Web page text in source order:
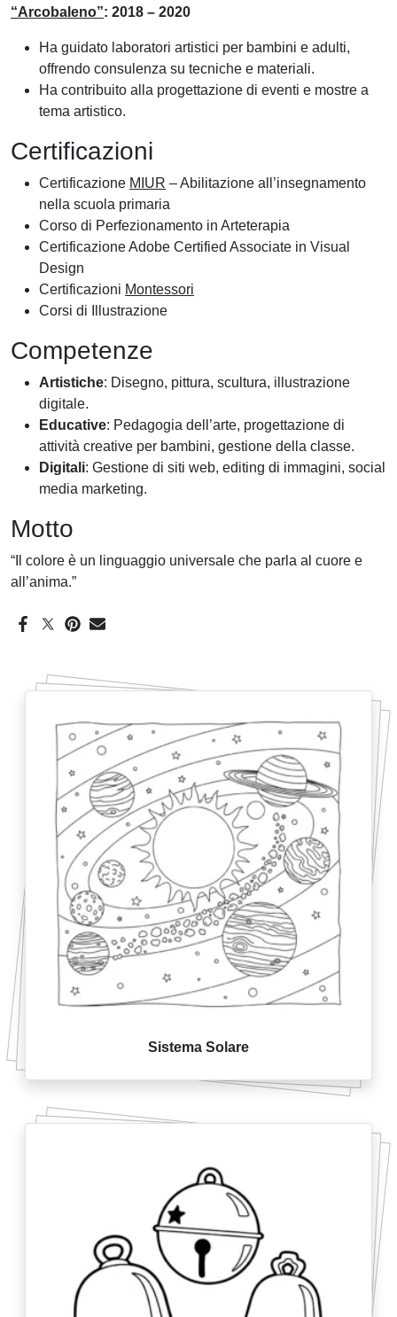
“Arcobaleno”: 2018 – 2020
Ha guidato laboratori artistici per bambini e adulti,
offrendo consulenza su tecniche e materiali.
Ha contribuito alla progettazione di eventi e mostre a
tema artistico.
Certificazioni
Certificazione MIUR – Abilitazione all’insegnamento
nella scuola primaria
Corso di Perfezionamento in Arteterapia
Certificazione Adobe Certified Associate in Visual
Design
Certificazioni Montessori
Corsi di Illustrazione
Competenze
Artistiche: Disegno, pittura, scultura, illustrazione
digitale.
Educative: Pedagogia dell’arte, progettazione di
attività creative per bambini, gestione della classe.
Digitali: Gestione di siti web, editing di immagini, social
media marketing.
Motto
“Il colore è un linguaggio universale che parla al cuore e
all’anima.”
Sistema Solare